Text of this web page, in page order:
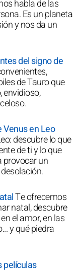
habla de las
Es un planeta
y nos da un
del signo de
de Tauro que
envidioso,
en Leo
descubre lo que
de ti y lo que
provocar un
Te ofrecemos
natal, descubre
el amor, en las
y qué piedra
películas